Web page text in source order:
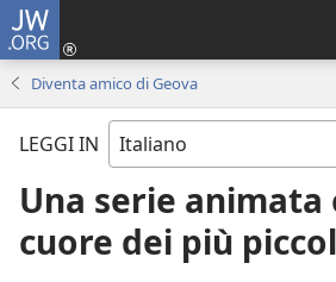
JW.ORG
Diventa amico di Geova
LEGGI IN
Una serie animata
cuore dei più